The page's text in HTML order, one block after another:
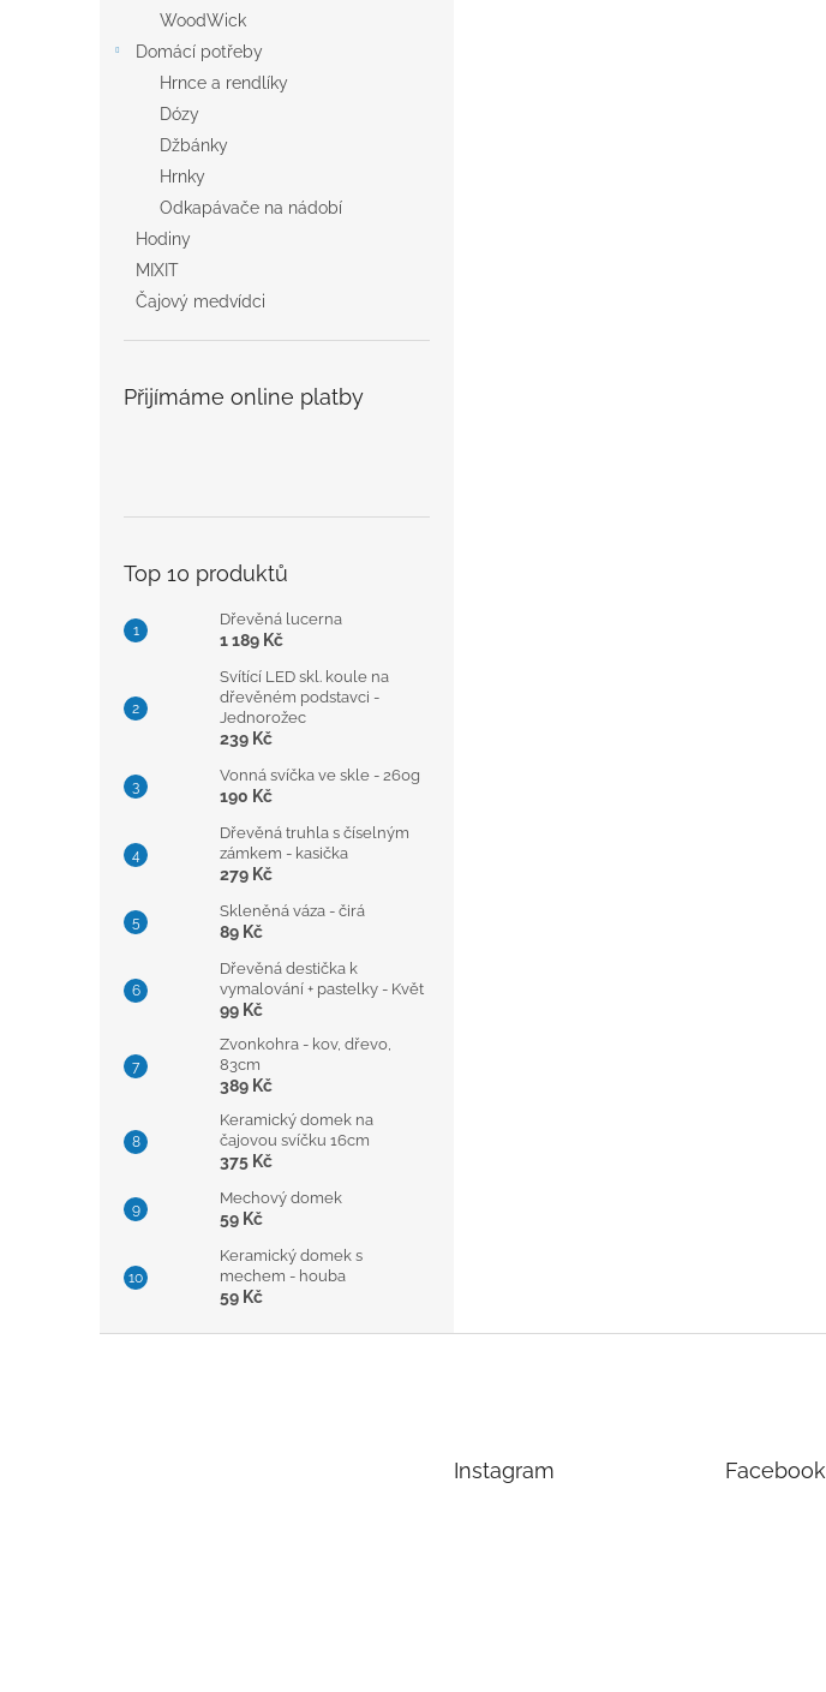
WoodWick
Domácí potřeby
Hrnce a rendlíky
Dózy
Džbánky
Hrnky
Odkapávače na nádobí
Hodiny
MIXIT
Čajový medvídci
Přijímáme online platby
Top 10 produktů
Dřevěná lucerna
1 189 Kč
Svítící LED skl. koule na
dřevěném podstavci -
Jednorožec
239 Kč
Vonná svíčka ve skle - 260g
190 Kč
Dřevěná truhla s číselným
zámkem - kasička
279 Kč
Skleněná váza - čirá
89 Kč
Dřevěná destička k
vymalování + pastelky - Květ
99 Kč
Zvonkohra - kov, dřevo,
83cm
389 Kč
Keramický domek na
čajovou svíčku 16cm
375 Kč
Mechový domek
59 Kč
Keramický domek s
mechem - houba
59 Kč
Instagram Facebook